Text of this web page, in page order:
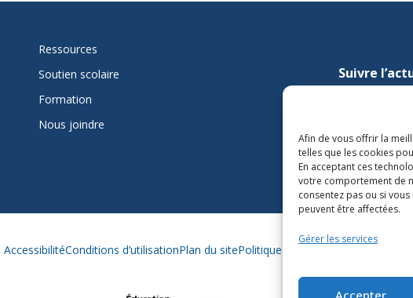
Afin de vous offrir la
telles que les cookies
En acceptant ces
votre comportement de
consentez pas ou si
peuvent être affectées.
Gérer les services
Accepter
Ressources
Soutien scolaire
Formation
Nous joindre
Suivre
ministère
AccessibilitéConditions d’utilisationPlan du sitePolitique des témoins